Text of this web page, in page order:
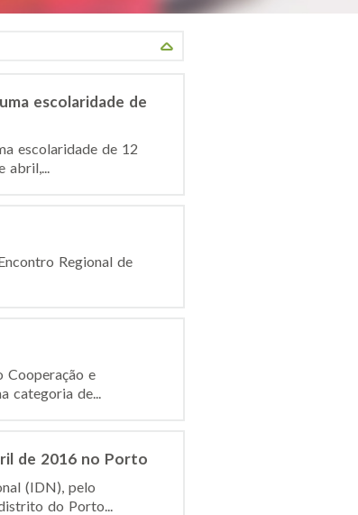
escolaridade de
escolaridade de 12
abril,...
Regional de
Cooperação e
categoria de...
de 2016 no Porto
(IDN), pelo
do Porto...